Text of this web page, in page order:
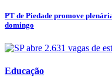
PT de Piedade promove
domingo
Educação